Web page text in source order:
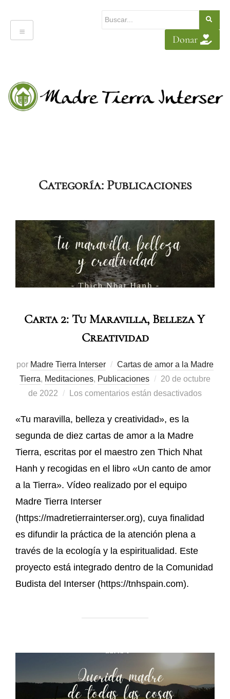
Donar
Categoría: Publicaciones
Carta 2: Tu Maravilla, Belleza Y
Creatividad
por Madre Tierra Interser
Cartas de amor a la Madre
Tierra, Meditaciones, Publicaciones
20 de octubre
de 2022
Los comentarios están desactivados
«Tu maravilla, belleza y creatividad», es la
segunda de diez cartas de amor a la Madre
Tierra, escritas por el maestro zen Thich Nhat
Hanh y recogidas en el libro «Un canto de amor
a la Tierra». Vídeo realizado por el equipo
Madre Tierra Interser
(https://madretierrainterser.org), cuya finalidad
es difundir la práctica de la atención plena a
través de la ecología y la espiritualidad. Este
proyecto está integrado dentro de la Comunidad
Budista del Interser (https://tnhspain.com).